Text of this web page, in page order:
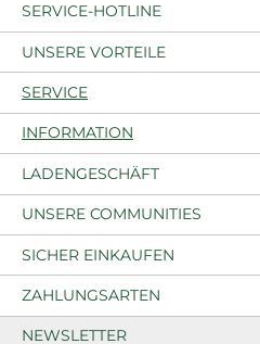
SERVICE-HOTLINE
UNSERE VORTEILE
SERVICE
INFORMATION
LADENGESCHÄFT
UNSERE COMMUNITIES
SICHER EINKAUFEN
ZAHLUNGSARTEN
NEWSLETTER